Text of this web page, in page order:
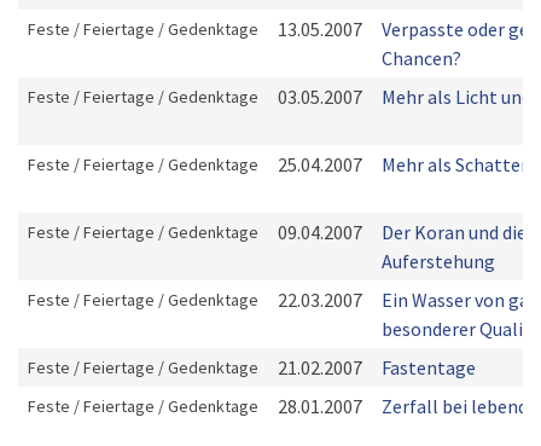
Feste / Feiertage / Gedenktage 13.05.2007
Verpasste oder
Chancen?
Feste / Feiertage / Gedenktage 03.05.2007 Mehr als Licht und
Feste / Feiertage / Gedenktage 25.04.2007 Mehr als
Feste / Feiertage / Gedenktage 09.04.2007
Der Koran und die
Auferstehung
Feste / Feiertage / Gedenktage 22.03.2007
Ein Wasser von
besonderer
Feste / Feiertage / Gedenktage 21.02.2007 Fastentage
Feste / Feiertage / Gedenktage 28.01.2007 Zerfall bei